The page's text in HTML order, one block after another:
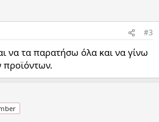
#3
να τα παρατήσω όλα και να γίνω
προϊόντων.